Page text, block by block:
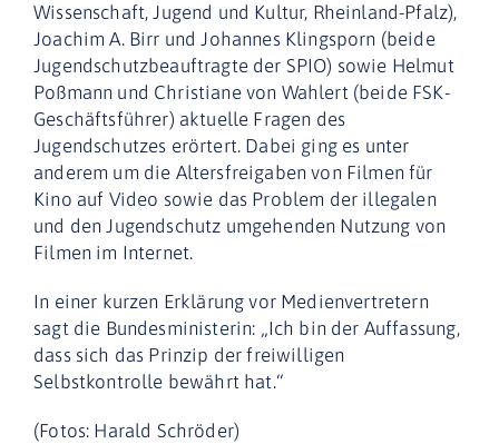
Wissenschaft, Jugend und Kultur, Rheinland-Pfalz),
Joachim A. Birr und Johannes Klingsporn (beide
Jugendschutzbeauftragte der SPIO) sowie Helmut
Poßmann und Christiane von Wahlert (beide FSK-
Geschäftsführer) aktuelle Fragen des
Jugendschutzes erörtert. Dabei ging es unter
anderem um die Altersfreigaben von Filmen für
Kino auf Video sowie das Problem der illegalen
und den Jugendschutz umgehenden Nutzung von
Filmen im Internet.
In einer kurzen Erklärung vor Medienvertretern
sagt die Bundesministerin: „Ich bin der Auffassung,
dass sich das Prinzip der freiwilligen
Selbstkontrolle bewährt hat.“
(Fotos: Harald Schröder)